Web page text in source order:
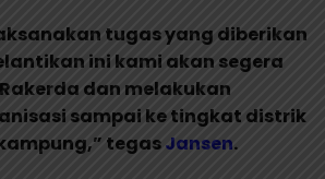
tugas yang diberikan
ini kami akan segera
dan melakukan
sampai ke tingkat distrik
tegasJansen.